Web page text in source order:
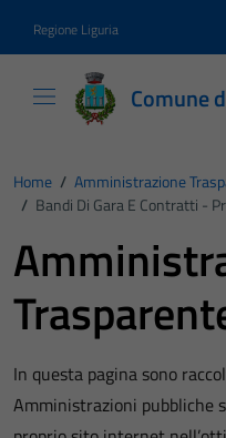
Regione Liguria
Comune
Home / Amministrazione
/ Bandi Di Gara E Contratti -
In questa pagina sono
Amministrazioni pubbliche